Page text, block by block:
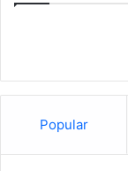
Popular